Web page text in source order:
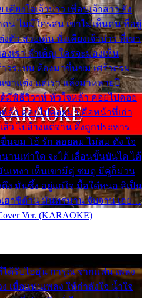
ยงใจเจ้าบ่าว เพื่อนเจ้าสาว ยัง
น ไม่มีใครสน เขาไม่เห็นคน ที่อยู่
ตัว สวยเด่น นั่งเคียงเจ้าบ่าว ที่เขา
งเรา ลำเค็ญ ใครจะมองเห็น
วระบม ต้องมาขื่นขม เศร้าตรม
าแต่ง แต่เรา แล้งมาหลายปี
มีพิธีวิวาห์ หัวใจหล้า คอยไปคอย
ล้า คอยไปคอยมา คือหน้าที่เก่า
ว ไปล้างแต่จาน ดั่งถูกประหาร
นขม โอ้ รัก ลอยลม ไม่สม ดัง ใจ
านเท่าใด จะได้ เลื่อนขั้นบันได ได้
นเหงา เห็นเขามีคู่ ซมดู มีคู่ก็ม่วน
ง มันซึ้ง อยู่แก่ใจ มื้อใด๋หนอ สิเป็น
เฮาซิด้าน มันทรมาน จับจาน เอย…
Ver. (KARAOKE)
ด้รับไออุ่น การุณ จากแฟน เพลง
เมื่อแฟนเพลง ให้กำลังใจ น้ำใจ